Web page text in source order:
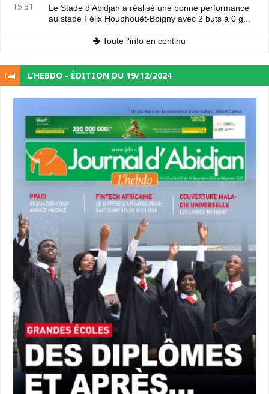
15:31
Le Stade d’Abidjan a réalisé une bonne performance
au stade Félix Houphouët-Boigny avec 2 buts à 0 g...
Toute l'info en continu
L’HEBDO - ÉDITION DU 19/12/2024